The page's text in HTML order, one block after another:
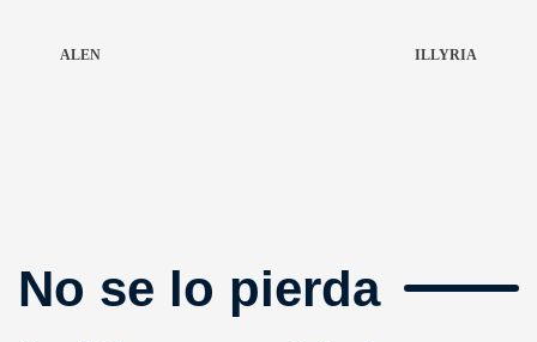
ALEN ILLYRIA
No se lo pierda